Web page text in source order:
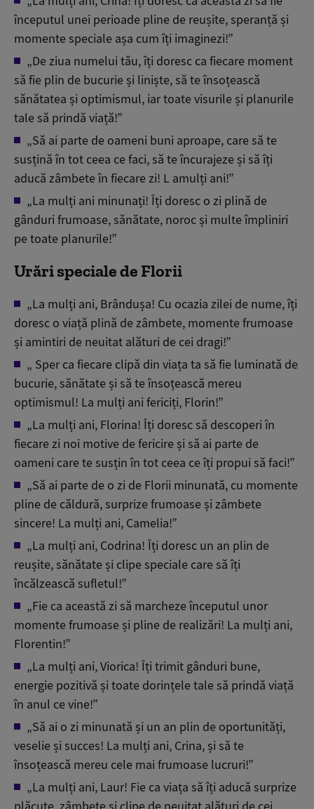
începutul unei perioade pline de reușite, speranță și
momente speciale așa cum îți imaginezi!”
„De ziua numelui tău, îți doresc ca fiecare moment
să fie plin de bucurie și liniște, să te însoțească
sănătatea și optimismul, iar toate visurile și planurile
tale să prindă viață!”
„Să ai parte de oameni buni aproape, care să te
susțină în tot ceea ce faci, să te încurajeze și să îți
aducă zâmbete în fiecare zi! L amulți ani!”
„La mulți ani minunați! Îți doresc o zi plină de
gânduri frumoase, sănătate, noroc și multe împliniri
pe toate planurile!”
Urări speciale de Florii
„La mulți ani, Brândușa! Cu ocazia zilei de nume, îți
doresc o viață plină de zâmbete, momente frumoase
și amintiri de neuitat alături de cei dragi!”
„ Sper ca fiecare clipă din viața ta să fie luminată de
bucurie, sănătate și să te însoțească mereu
optimismul! La mulți ani fericiți, Florin!”
„La mulți ani, Florina! Îți doresc să descoperi în
fiecare zi noi motive de fericire și să ai parte de
oameni care te susțin în tot ceea ce îți propui să faci!”
„Să ai parte de o zi de Florii minunată, cu momente
pline de căldură, surprize frumoase și zâmbete
sincere! La mulți ani, Camelia!”
„La mulți ani, Codrina! Îți doresc un an plin de
reușite, sănătate și clipe speciale care să îți
încălzească sufletul!”
„Fie ca această zi să marcheze începutul unor
momente frumoase și pline de realizări! La mulți ani,
Florentin!”
„La mulți ani, Viorica! Îți trimit gânduri bune,
energie pozitivă și toate dorințele tale să prindă viață
în anul ce vine!”
„Să ai o zi minunată și un an plin de oportunități,
veselie și succes! La mulți ani, Crina, și să te
însoțească mereu cele mai frumoase lucruri!”
„La mulți ani, Laur! Fie ca viața să îți aducă surprize
plăcute, zâmbete și clipe de neuitat alături de cei